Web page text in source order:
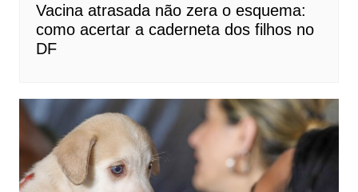
Vacina atrasada não zera o esquema:
como acertar a caderneta dos filhos no
DF